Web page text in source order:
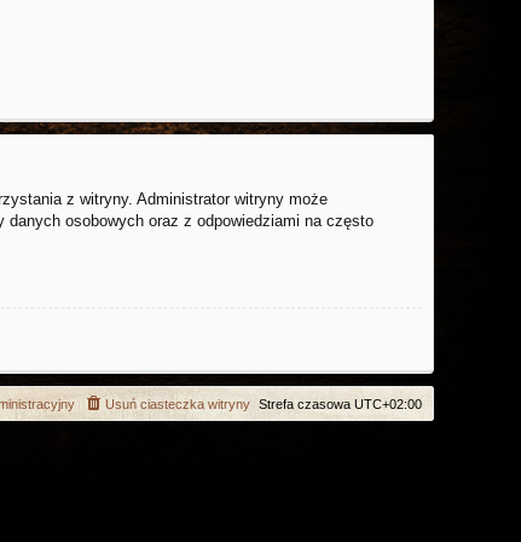
z witryny. Administrator witryny może
osobowych oraz z odpowiedziami na często
Strefa czasowa UTC+02:00
Usuń ciasteczka witryny